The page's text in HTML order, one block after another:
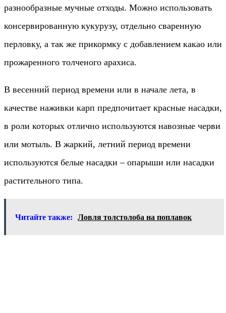
разнообразные мучные отходы. Можно использовать
консервированную кукурузу, отдельно сваренную
перловку, а так же прикормку с добавлением какао или
прожаренного толченого арахиса.
В весенний период времени или в начале лета, в
качестве наживки карп предпочитает красные насадки,
в роли которых отлично используются навозные черви
или мотыль. В жаркий, летний период времени
используются белые насадки – опарыши или насадки
растительного типа.
Читайте также: Ловля толстолоба на поплавок